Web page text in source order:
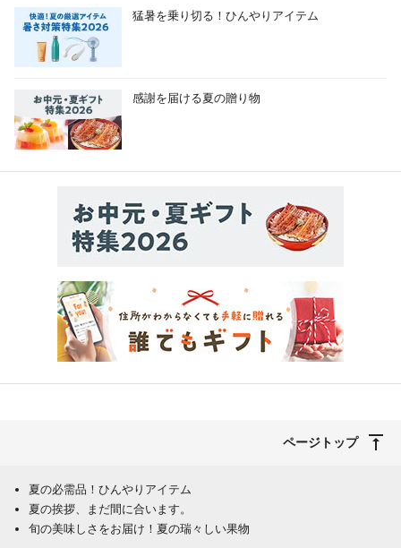
猛暑を乗り切る！ひんやりアイテム
感謝を届ける夏の贈り物
ページトップ
夏の必需品！ひんやりアイテム
夏の挨拶、まだ間に合います。
旬の美味しさをお届け！夏の瑞々しい果物